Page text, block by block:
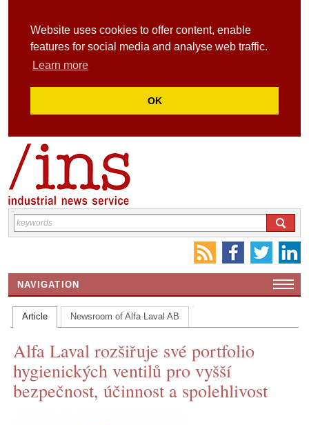
Website uses cookies to offer content, enable
features for social media and analyse web traffic.
Learn more
OK
NAVIGATION
HOME
CONTACT US
INS MAIN WEBSITE
ABOUT US
Article Newsroom of Alfa Laval AB
Alfa Laval rozšiřuje své portfolio
hygienických ventilů pro vyšší
bezpečnost, účinnost a spolehlivost